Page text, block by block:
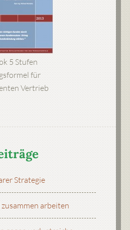
5 Stufen
für
Vertrieb
Strategie
arbeiten